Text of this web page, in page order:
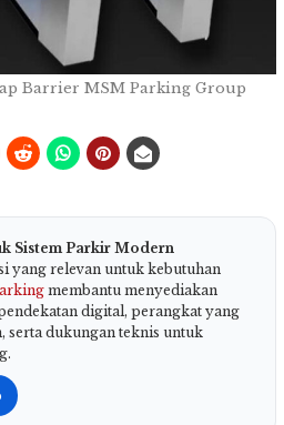
Barrier MSM Parking Group
Sistem Parkir Modern
yang relevan untuk kebutuhan
membantu menyediakan
digital, perangkat yang
serta dukungan teknis untuk